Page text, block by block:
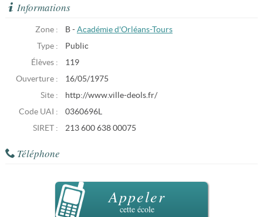
Informations
Zone : B - Académie d'Orléans-Tours
Type :
Public
Élèves :
119
Ouverture :
16/05/1975
Site :
http://www.ville-deols.fr/
Code UAI :
0360696L
SIRET :
213 600 638 00075
Téléphone
Appeler
cette école